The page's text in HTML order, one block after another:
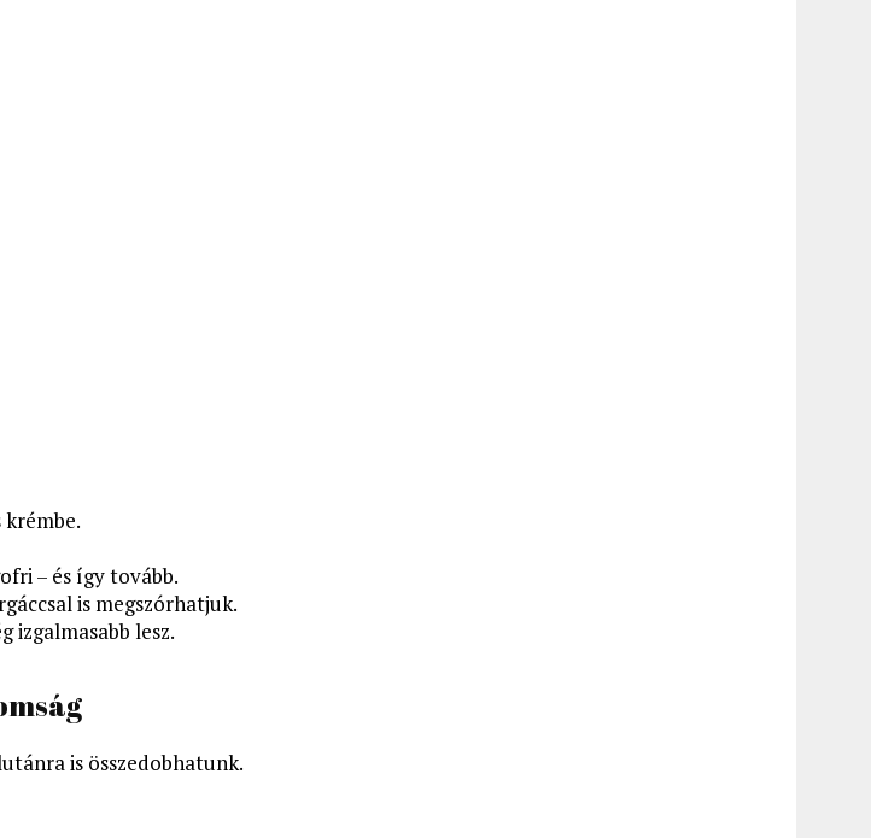
– és így tovább.
is megszórhatjuk.
izgalmasabb lesz.
is összedobhatunk.